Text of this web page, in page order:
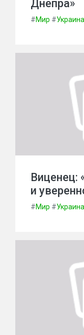
Днепра»
#Мир #Украина
Виценец:
и
#Мир #Украина